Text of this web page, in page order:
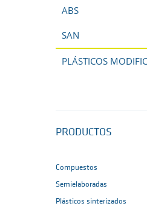
ABS
SAN
PLÁSTICOS
PRODUCTOS
Compuestos
Semielaboradas
Plásticos sinterizados